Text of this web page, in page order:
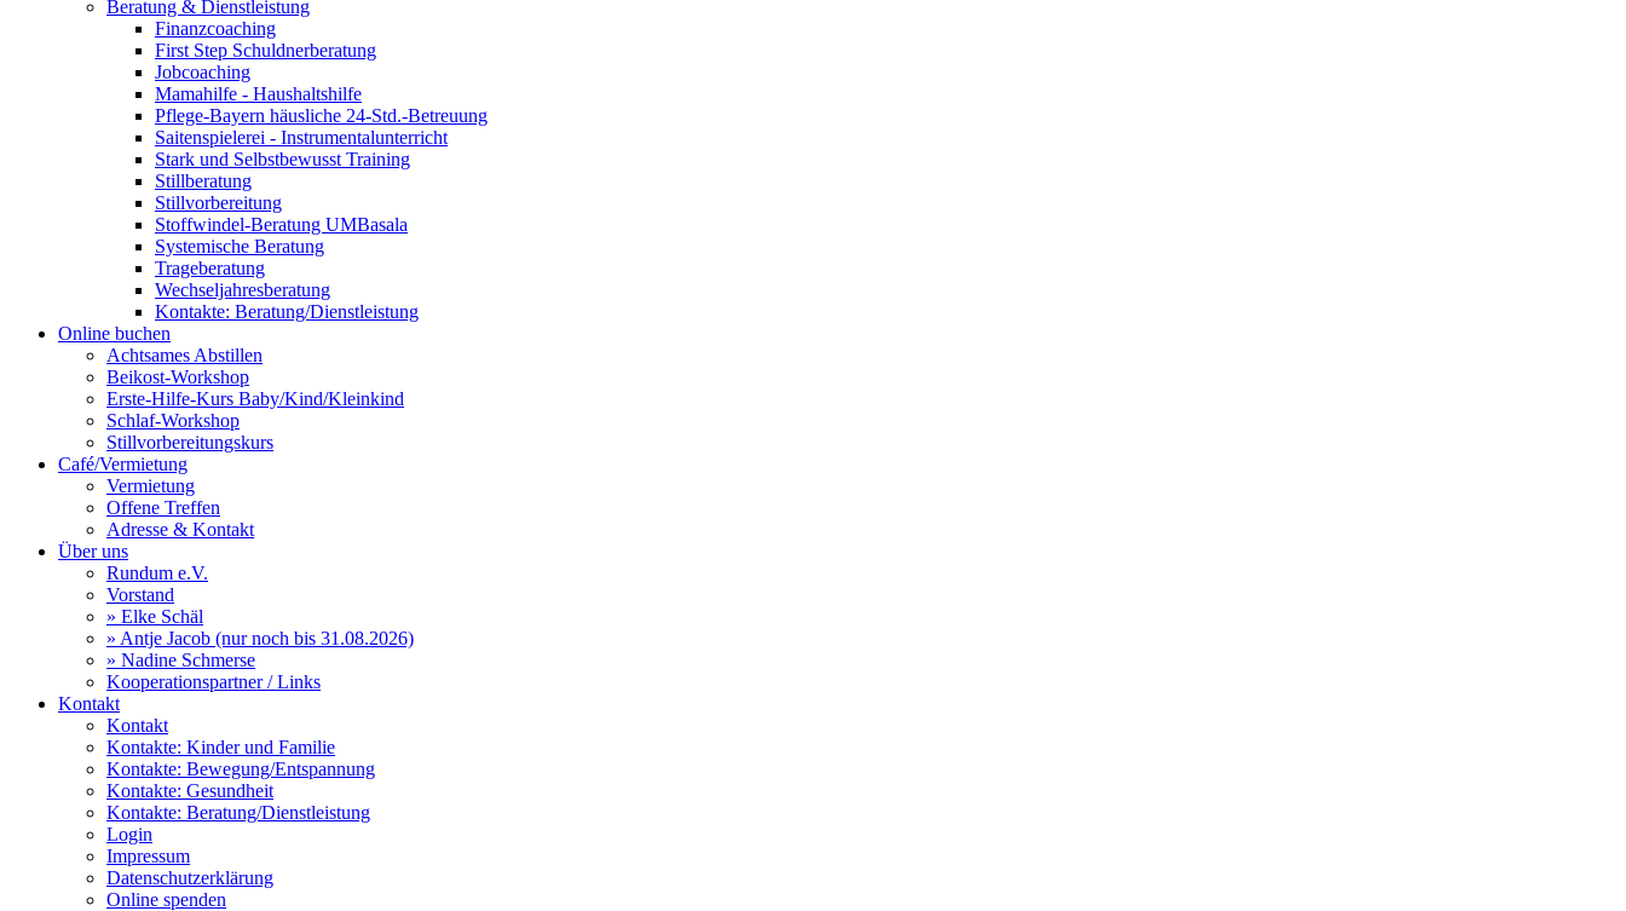
Beratung & Dienstleistung
Finanzcoaching
First Step Schuldnerberatung
Jobcoaching
Mamahilfe - Haushaltshilfe
Pflege-Bayern häusliche 24-Std.-Betreuung
Saitenspielerei - Instrumentalunterricht
Stark und Selbstbewusst Training
Stillberatung
Stillvorbereitung
Stoffwindel-Beratung UMBasala
Systemische Beratung
Trageberatung
Wechseljahresberatung
Kontakte: Beratung/Dienstleistung
Online buchen
Achtsames Abstillen
Beikost-Workshop
Erste-Hilfe-Kurs Baby/Kind/Kleinkind
Schlaf-Workshop
Stillvorbereitungskurs
Café/Vermietung
Vermietung
Offene Treffen
Adresse & Kontakt
Über uns
Rundum e.V.
Vorstand
» Elke Schäl
» Antje Jacob (nur noch bis 31.08.2026)
» Nadine Schmerse
Kooperationspartner / Links
Kontakt
Kontakt
Kontakte: Kinder und Familie
Kontakte: Bewegung/Entspannung
Kontakte: Gesundheit
Kontakte: Beratung/Dienstleistung
Login
Impressum
Datenschutzerklärung
Online spenden